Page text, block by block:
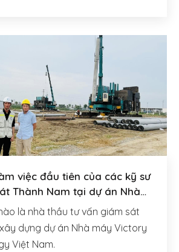
việc đầu tiên của các kỹ sư
Thành Nam tại dự án Nhà
Victory Giant Technology
là nhà thầu tư vấn giám sát
dựng dự án Nhà máy Victory
Việt Nam.